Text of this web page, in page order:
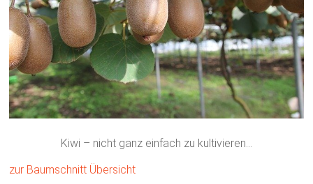
Kiwi – nicht ganz einfach zu kultivieren…
zur Baumschnitt Übersicht